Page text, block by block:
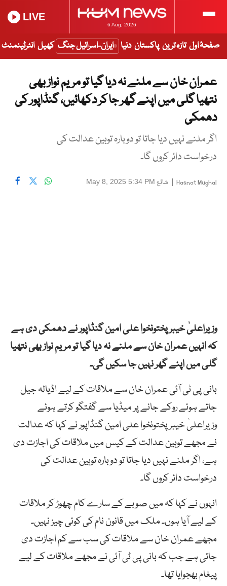
6 Aug, 2026
LIVE
صفحۂ اول تازہ ترین پاکستان دنیا ایران-اسرائیل جنگ کھیل انٹرٹینمنٹ
عمران خان سے ملنے نہ دیا گیا تو مریم نواز بھی
نتھیا گلی میں اپنے گھر جا کر دکھائیں، گنڈاپور کی
دھمکی
اگر ملنے نہیں دیا جاتا تو دوبارہ توہین عدالت کی
درخواست دائر کروں گا۔
Hasnat Mughal
| شائع May 8, 2025 5:34 PM
وزیراعلیٰ خیبر پختونخوا علی امین گنڈاپور نے دھمکی دی ہے
کہ انہیں عمران خان سے ملنے نہ دیا گیا تو مریم نواز بھی نتھیا
گلی میں اپنے گھر نہیں جا سکیں گی۔
بانی پی ٹی آئی عمران خان سے ملاقات کے لیے اڈیالہ جیل
جاتے ہوئے روکے جانے پر میڈیا سے گفتگو کرتے ہوئے
وزیراعلیٰ خیبر پختونخوا علی امین گنڈاپور نے کہا کہ عدالت
نے مجھے توہین عدالت کے کیس میں ملاقات کی اجازت دی
ہے، اگر ملنے نہیں دیا جاتا تو دوبارہ توہین عدالت کی
درخواست دائر کروں گا۔
انہوں نے کہا کہ میں صوبے کے سارے کام چھوڑ کر ملاقات
کے لیے آیا ہوں۔ ملک میں قانون نام کی کوئی چیز نہیں۔
مجھے عمران خان سے ملاقات کی سب سے کم اجازت دی
جاتی ہے جب کہ بانی پی ٹی آئی نے مجھے ملاقات کے لیے
پیغام بھجوایا تھا۔